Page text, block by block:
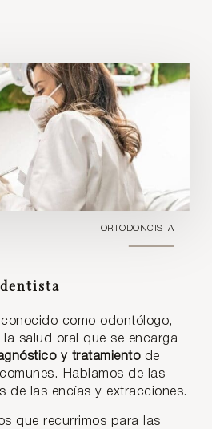
ORTODONCISTA
como odontólogo,
salud oral que se encarga
y tratamientode
Hablamos de las
de las encías y extracciones.
que recurrimos para las